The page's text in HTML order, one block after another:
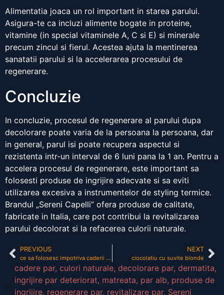
Alimentatia joaca un rol important in starea parului.
Asigura-te ca incluzi alimente bogate in proteine,
vitamine (in special vitaminele A, C si E) si minerale
precum zincul si fierul. Acestea ajuta la mentinerea
sanatatii parului si la accelerarea procesului de
regenerare.
Concluzie
In concluzie, procesul de regenerare al parului dupa
decolorare poate varia de la persoana la persoana, dar
in general, parul isi poate recupera aspectul si
rezistenta intr-un interval de 6 luni pana la 1 an. Pentru a
accelera procesul de regenerare, este important sa
folosesti produse de ingrijire adecvate si sa eviti
utilizarea excesiva a instrumentelor de styling termice.
Brandul „Sereni Capelli” ofera produse de calitate,
fabricate in Italia, care pot contribui la revitalizarea
parului decolorat si la refacerea culorii naturale.
PREVIOUS
ce sa folosesc impotriva caderii parului
NEXT
ciocolatiu cu suvite blonde
cadere par, culori naturale, decolorare par, dermatita,
ingrijire par deteriorat, matreata, par alb, produse de
ingrijire, regenerare par, revitalizare par, Sereni